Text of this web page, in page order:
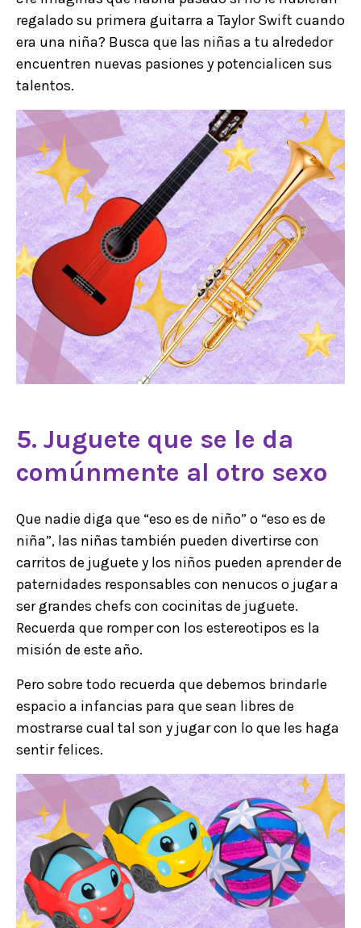
regalado su primera guitarra a Taylor Swift cuando
era una niña? Busca que las niñas a tu alrededor
encuentren nuevas pasiones y potencialicen sus
talentos.
5. Juguete que se le da
comúnmente al otro sexo
Que nadie diga que “eso es de niño” o “eso es de
niña”, las niñas también pueden divertirse con
carritos de juguete y los niños pueden aprender de
paternidades responsables con nenucos o jugar a
ser grandes chefs con cocinitas de juguete.
Recuerda que romper con los estereotipos es la
misión de este año.
Pero sobre todo recuerda que debemos brindarle
espacio a infancias para que sean libres de
mostrarse cual tal son y jugar con lo que les haga
sentir felices.